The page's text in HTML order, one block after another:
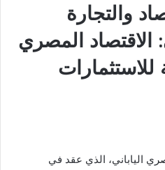
والتجارة
الاقتصاد المصري
الياباني، الذي عقد في